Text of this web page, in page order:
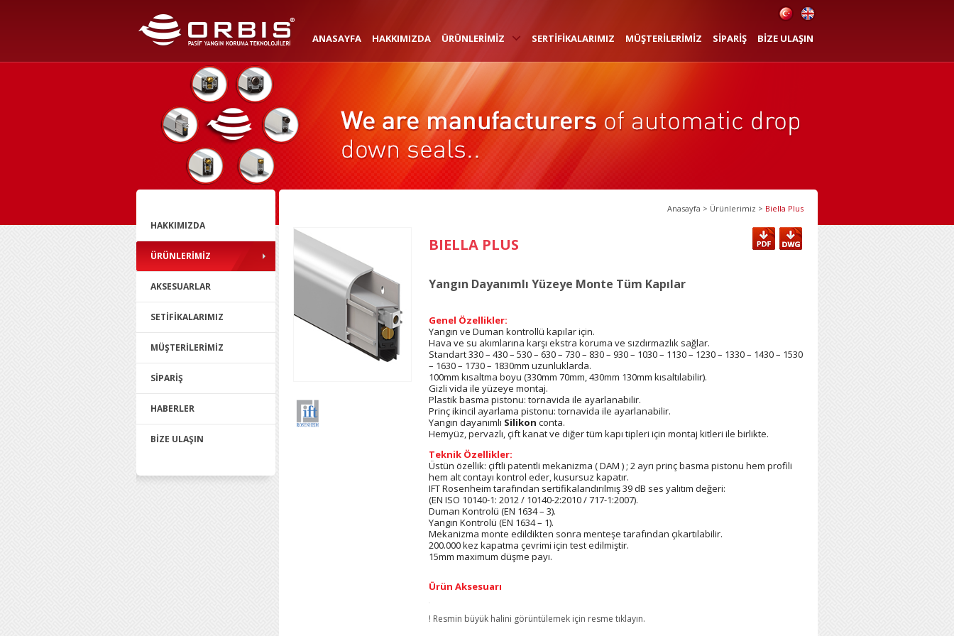
ANASAYFA HAKKIMIZDA ÜRÜNLERİMİZ SERTİFİKALARIMIZ MÜŞTERİLERİMİZ SİPARİŞ BİZE ULAŞIN
HAKKIMIZDA
ÜRÜNLERİMİZ
AKSESUARLAR
SETİFİKALARIMIZ
MÜŞTERİLERİMİZ
SİPARİŞ
HABERLER
BİZE ULAŞIN
Anasayfa > Ürünlerimiz > Biella Plus
BIELLA PLUS
Yangın Dayanımlı Yüzeye Monte Tüm Kapılar
Genel Özellikler:
Yangın ve Duman kontrollü kapılar için.
Hava ve su akımlarına karşı ekstra koruma ve sızdırmazlık sağlar.
Standart 330 – 430 – 530 – 630 – 730 – 830 – 930 – 1030 – 1130 – 1230 – 1330 – 1430 – 1530
– 1630 – 1730 – 1830mm uzunluklarda.
100mm kısaltma boyu (330mm 70mm, 430mm 130mm kısaltılabilir).
Gizli vida ile yüzeye montaj.
Plastik basma pistonu: tornavida ile ayarlanabilir.
Prinç ikincil ayarlama pistonu: tornavida ile ayarlanabilir.
Yangın dayanımlı Silikon conta.
Hemyüz, pervazlı, çift kanat ve diğer tüm kapı tipleri için montaj kitleri ile birlikte.
Teknik Özellikler:
Üstün özellik: çiftli patentli mekanizma ( DAM ) ; 2 ayrı prinç basma pistonu hem profili
hem alt contayı kontrol eder, kusursuz kapatır.
IFT Rosenheim tarafından sertifikalandırılmış 39 dB ses yalıtım değeri:
(EN ISO 10140-1: 2012 / 10140-2:2010 / 717-1:2007).
Duman Kontrolü (EN 1634 – 3).
Yangın Kontrolü (EN 1634 – 1).
Mekanizma monte edildikten sonra menteşe tarafından çıkartılabilir.
200.000 kez kapatma çevrimi için test edilmiştir.
15mm maximum düşme payı.
Ürün Aksesuarı
! Resmin büyük halini görüntülemek için resme tıklayın.